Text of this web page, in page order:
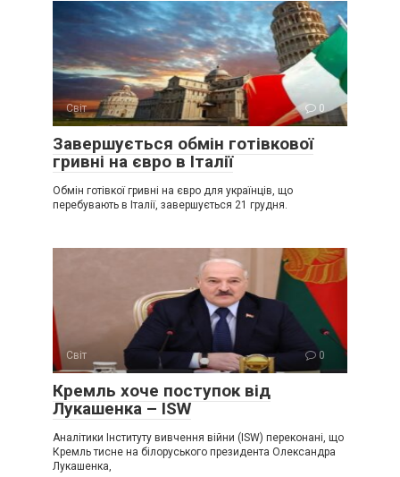
Світ 0
Завершується обмін готівкової
гривні на євро в Італії
Обмін готівкої гривні на євро для українців, що
перебувають в Італії, завершується 21 грудня.
Світ 0
Крeмль хоче поступок від
Лукaшенка – ISW
Аналітики Інституту вивчення війни (ISW) переконані, що
Кремль тисне на білоруського президента Олександра
Лукашенка,